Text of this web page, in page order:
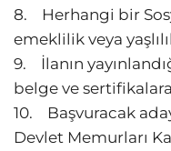
8. Herhangi bir
emeklilik veya
9. İlanın
belge ve
10. Başvuracak
Devlet Memurları